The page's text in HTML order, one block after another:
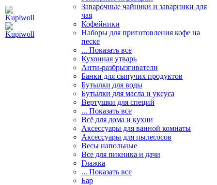
Заварочные чайники и заварники для
чая
Кофейники
Наборы для приготовления кофе на
песке
... Показать все
Кухонная утварь
Анти-разбрызгиватели
Банки для сыпучих продуктов
Бутылки для воды
Бутылки для масла и уксуса
Вертушки для специй
... Показать все
Всё для дома и кухни
Аксессуары для ванной комнаты
Аксессуары для пылесосов
Весы напольные
Все для пикника и дачи
Глажка
... Показать все
Бар